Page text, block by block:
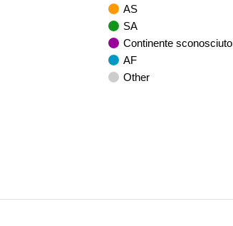
AS
SA
Continente sconosciuto
AF
Other